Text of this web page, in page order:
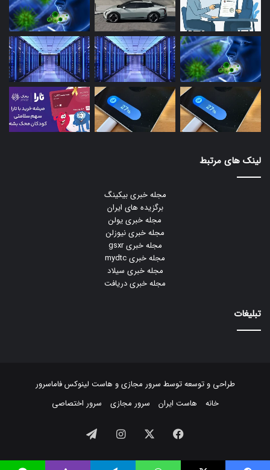
لینک های مرتبط
مجله خبری بیکینگ
برگزیده های ایران
مجله خبری یولن
مجله خبری نیوزلن
مجله خبری gsxr
مجله خبری mydtc
مجله خبری سیلاد
مجله خبری دریافت
تبلیغات
طراحی و توسعه توسط سرور مجازیو هاست لینوکسفاماسرور
خانه
هاست ایران سرور مجازی سرور اختصاصی
فیسبوک ایکس اینستاگرام